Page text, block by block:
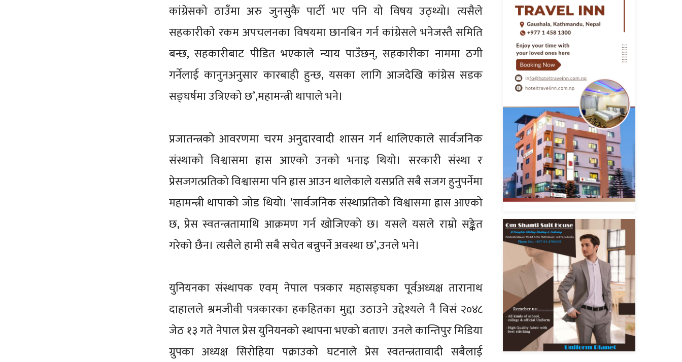
कांग्रेसको ठाउँमा अरु जुनसुकै पार्टी भए पनि यो विषय उठ्थ्यो। त्यसैले
सहकारीको रकम अपचलनका विषयमा छानबिन गर्न कांग्रेसले भनेजस्तै समिति
बन्छ, सहकारीबाट पीडित भएकाले न्याय पाउँछन्, सहकारीका नाममा ठगी
गर्नेलाई कानुनअनुसार कारबाही हुन्छ, यसका लागि आजदेखि कांग्रेस सडक
सङ्घर्षमा उत्रिएको छ’,महामन्त्री थापाले भने।
प्रजातन्त्रको आवरणमा चरम अनुदारवादी शासन गर्न थालिएकाले सार्वजनिक
संस्थाको विश्वासमा ह्रास आएको उनको भनाइ थियो। सरकारी संस्था र
प्रेसजगत्प्रतिको विश्वासमा पनि ह्रास आउन थालेकाले यसप्रति सबै सजग हुनुपर्नेमा
महामन्त्री थापाको जोड थियो। ‘सार्वजनिक संस्थाप्रतिको विश्वासमा ह्रास आएको
छ, प्रेस स्वतन्त्रतामाथि आक्रमण गर्न खोजिएको छ। यसले यसले राम्रो सङ्केत
गरेको छैन। त्यसैले हामी सबै सचेत बन्नुपर्ने अवस्था छ’,उनले भने।
युनियनका संस्थापक एवम् नेपाल पत्रकार महासङ्घका पूर्वअध्यक्ष तारानाथ
दाहालले श्रमजीवी पत्रकारका हकहितका मुद्दा उठाउने उद्देश्यले नै विसं २०४८
जेठ १३ गते नेपाल प्रेस युनियनको स्थापना भएको बताए। उनले कान्तिपुर मिडिया
ग्रुपका अध्यक्ष सिरोहिया पक्राउको घटनाले प्रेस स्वतन्त्रतावादी सबैलाई